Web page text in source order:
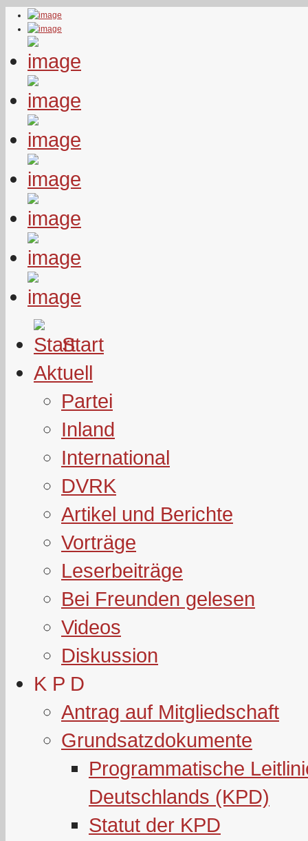
Start
Aktuell
Partei
Inland
International
DVRK
Artikel und Berichte
Vorträge
Leserbeiträge
Bei Freunden gelesen
Videos
Diskussion
K P D
Antrag auf Mitgliedschaft
Grundsatzdokumente
Programmatische
Deutschlands (KPD)
Statut der KPD